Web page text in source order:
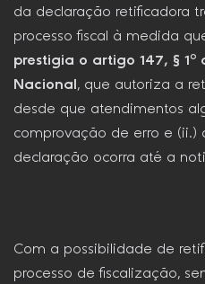
da declaração retificadora
processo fiscal à medida
prestigia o artigo 147, §
Nacional, que autoriza a
desde que atendimentos
comprovação de erro e (ii.)
declaração ocorra até a
Com a possibilidade de
processo de fiscalização,